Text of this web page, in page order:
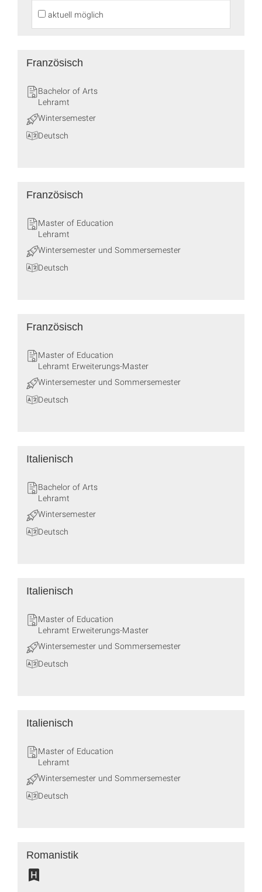
aktuell möglich
Französisch
Bachelor of Arts
Lehramt
Wintersemester
Deutsch
Französisch
Master of Education
Lehramt
Wintersemester und Sommersemester
Deutsch
Französisch
Master of Education
Lehramt Erweiterungs-Master
Wintersemester und Sommersemester
Deutsch
Italienisch
Bachelor of Arts
Lehramt
Wintersemester
Deutsch
Italienisch
Master of Education
Lehramt Erweiterungs-Master
Wintersemester und Sommersemester
Deutsch
Italienisch
Master of Education
Lehramt
Wintersemester und Sommersemester
Deutsch
Romanistik